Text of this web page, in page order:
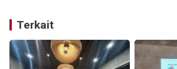
Terkait